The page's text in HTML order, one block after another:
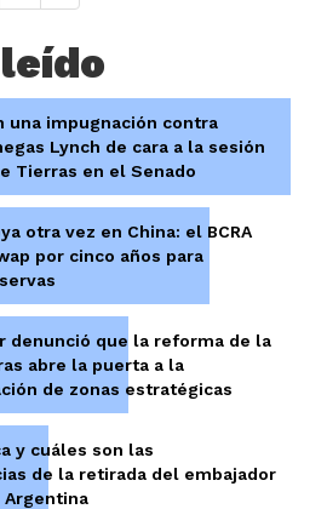
una impugnación contra
Lynch de cara a la sesión
Tierras en el Senado
otra vez en China: el BCRA
por cinco años para
denunció que la reforma de la
abre la puerta a la
de zonas estratégicas
y cuáles son las
de la retirada del embajador
Argentina